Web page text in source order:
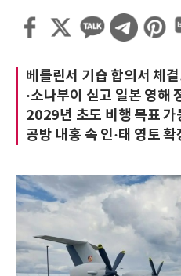
베를린서 기습 합의서 체
·소나부이 싣고 일본 영해
2029년 초도 비행 목표
공방 내홍 속 인·태 영토 확